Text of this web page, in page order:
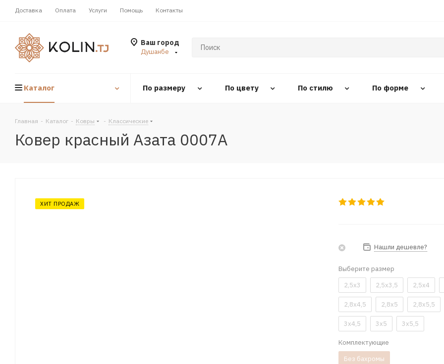
Доставка Оплата Услуги Помощь Контакты
Ваш город
Душанбе
Каталог По размеру По цвету По стилю По форме
Главная - Каталог - Ковры - Классические
Ковер красный Азата 0007A
ХИТ ПРОДАЖ
Нашли дешевле?
Выберите размер
2,5x3
2,5x3,5 2,5x4
2,8x4,5 2,8x5 2,8x5,5
3x4,5 3x5 3x5,5
Комплектующие
Без бахромы